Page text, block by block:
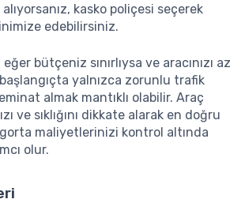
kasko poliçesi seçerek
edebilirsiniz.
bütçeniz sınırlıysa ve aracınızı az
yalnızca zorunlu trafik
almak mantıklı olabilir. Araç
ve sıklığını dikkate alarak en doğru
maliyetlerinizi kontrol altında
olur.